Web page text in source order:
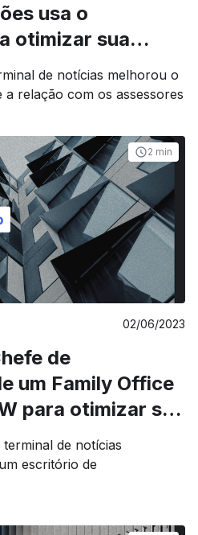
usa o
otimizar sua
de notícias melhorou o
relação com os assessores
2 min
02/06/2023
de
um Family Office
para otimizar seu
de notícias
escritório de